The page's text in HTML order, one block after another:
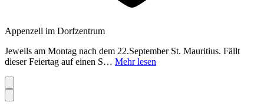
Appenzell im Dorfzentrum
Jeweils am Montag nach dem 22.September St. Mauritius. Fällt
dieser Feiertag auf einen S… Mehr lesen